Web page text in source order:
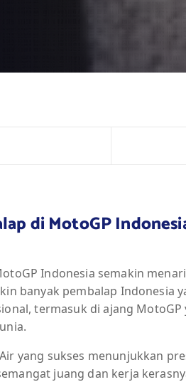
di MotoGP
Indonesia semakin
banyak pembalap Indonesia
termasuk di ajang
yang sukses menunjukkan
juang dan kerja